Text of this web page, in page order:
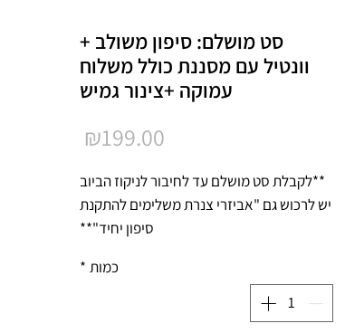
סט מושלם: סיפון משולב +
וונטיל עם מסננת כולל משלוח
עמוקה +צינור גמיש
₪199.00
**לקבלת סט מושלם עד לחיבור לניקוז הביוב
יש לרכוש גם "אביזרי צנרת משלימים להתקנת
סיפון יחיד"**
המאפשרת פינוי פסולת מהכיור בקלות
סיפון משולב לכיור אמריקאי תוכנן כסיפון עם
מספר מועט של חלקים במטרה לקבל סיפון
כמות *